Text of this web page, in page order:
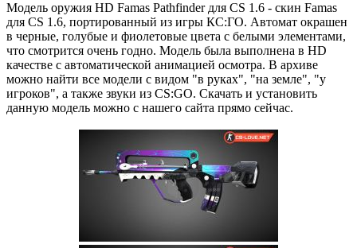
Модель оружия HD Famas Pathfinder для CS 1.6 - скин Famas
для CS 1.6, портированный из игры КС:ГО. Автомат окрашен
в черные, голубые и фиолетовые цвета с белыми элементами,
что смотрится очень годно. Модель была выполнена в HD
качестве с автоматической анимацией осмотра. В архиве
можно найти все модели с видом "в руках", "на земле", "у
игроков", а также звуки из CS:GO. Скачать и установить
данную модель можно с нашего сайта прямо сейчас.